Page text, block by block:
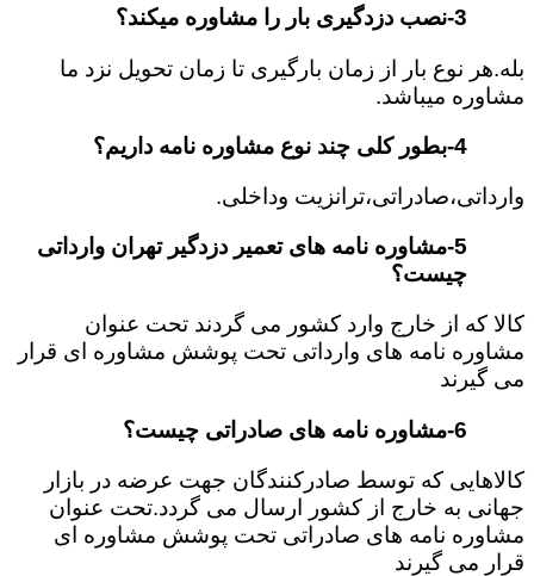
3-نصب دزدگیری بار را مشاوره میکند؟
بله.هر نوع بار از زمان بارگیری تا زمان تحویل نزد ما
مشاوره میباشد.
4-بطور کلی چند نوع مشاوره نامه داریم؟
وارداتی،صادراتی،ترانزیت وداخلی.
5-مشاوره نامه های تعمیر دزدگیر تهران وارداتی
چیست؟
کالا که از خارج وارد کشور می گردند تحت عنوان
مشاوره نامه های وارداتی تحت پوشش مشاوره ای قرار
می گیرند
6-مشاوره نامه های صادراتی چیست؟
کالاهایی که توسط صادرکنندگان جهت عرضه در بازار
جهانی به خارج از کشور ارسال می گردد.تحت عنوان
مشاوره نامه های صادراتی تحت پوشش مشاوره ای
قرار می گیرند